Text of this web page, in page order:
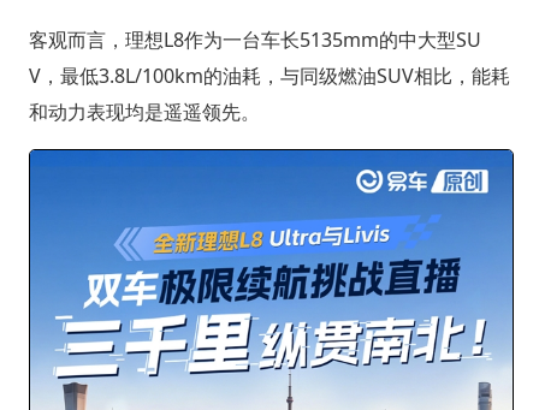
客观而言，理想L8作为一台车长5135mm的中大型SU
V，最低3.8L/100km的油耗，与同级燃油SUV相比，能耗
和动力表现均是遥遥领先。